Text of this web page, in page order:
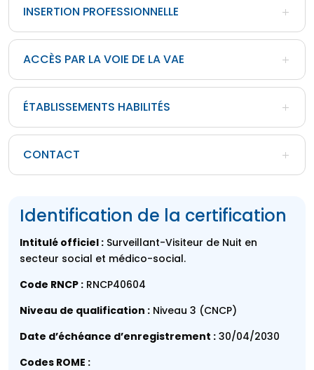
INSERTION PROFESSIONNELLE
ACCÈS PAR LA VOIE DE LA VAE
ÉTABLISSEMENTS HABILITÉS
CONTACT
Identification de la certification
Intitulé officiel : Surveillant-Visiteur de Nuit en
secteur social et médico-social.
Code RNCP : RNCP40604
Niveau de qualification : Niveau 3 (CNCP)
Date d’échéance d’enregistrement : 30/04/2030
Codes ROME :